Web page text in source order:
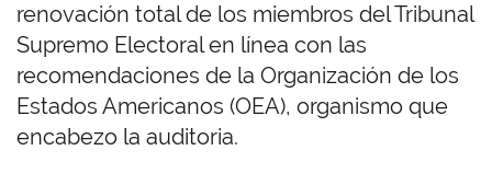
renovación total de los miembros del Tribunal
Supremo Electoral en línea con las
recomendaciones de la Organización de los
Estados Americanos (OEA), organismo que
encabezo la auditoria.